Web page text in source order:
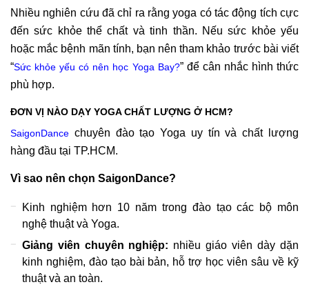
Nhiều nghiên cứu đã chỉ ra rằng yoga có tác động tích cực
đến sức khỏe thể chất và tinh thần. Nếu sức khỏe yếu
hoặc mắc bệnh mãn tính, bạn nên tham khảo trước bài viết
“Sức khỏe yếu có nên học Yoga Bay?” để cân nhắc hình thức
phù hợp.
ĐƠN VỊ NÀO DẠY YOGA CHẤT LƯỢNG Ở HCM?
SaigonDance chuyên đào tạo Yoga uy tín và chất lượng
hàng đầu tại TP.HCM.
Vì sao nên chọn SaigonDance?
Kinh nghiệm hơn 10 năm trong đào tạo các bộ môn
nghệ thuật và Yoga.
Giảng viên chuyên nghiệp: nhiều giáo viên dày dặn
kinh nghiệm, đào tạo bài bản, hỗ trợ học viên sâu về kỹ
thuật và an toàn.